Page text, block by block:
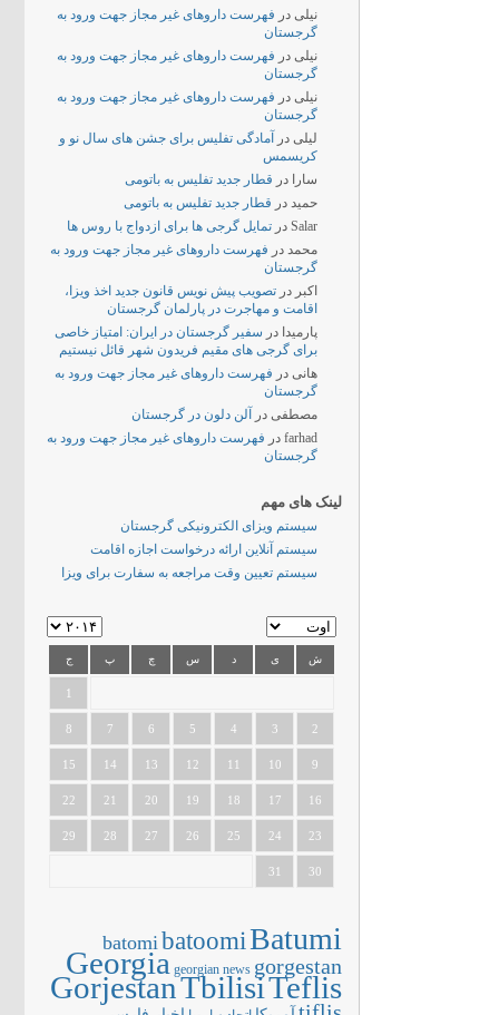
نیلی در فهرست داروهای غیر مجاز جهت ورود به
گرجستان
نیلی در فهرست داروهای غیر مجاز جهت ورود به
گرجستان
نیلی در فهرست داروهای غیر مجاز جهت ورود به
گرجستان
لیلی در
آمادگی تفلیس برای جشن های سال نو و
کریسمس
سارا
در قطار جدید تفلیس به باتومی
حمید در قطار جدید تفلیس به باتومی
Salar در تمایل گرجی ها برای ازدواج با روس ها
محمد در فهرست داروهای غیر مجاز جهت ورود به
گرجستان
اکبر در تصویب پیش نویس قانون جدید اخذ ویزا،
اقامت و مهاجرت در پارلمان گرجستان
پارمیدا در سفیر گرجستان در ایران: امتیاز خاصی
برای گرجی های مقیم فریدون شهر قائل نیستیم
هانی در فهرست داروهای غیر مجاز جهت ورود به
گرجستان
مصطفی در
آلن دلون در گرجستان
farhad در فهرست داروهای غیر مجاز جهت ورود به
گرجستان
لینک های مهم
سیستم ویزای الکترونیکی گرجستان
سیستم آنلاین ارائه درخواست اجازه اقامت
سیستم تعیین وقت مراجعه به سفارت برای ویزا
ش ی د س چ پ ج
1
2
3
4
5
6
7
8
9
10
11
12
13
14
15
16
17
18
19
20
21
22
23
24
25
26
27
28
29
30
31
batomibatoomiBatumi
Georgia georgian news gorgestan
GorjestanTbilisiTeflis